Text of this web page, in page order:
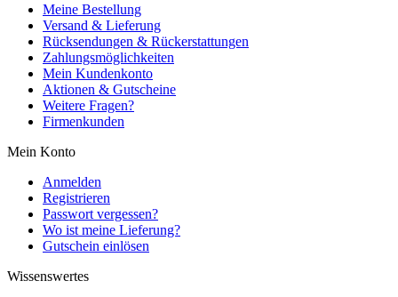
Meine Bestellung
Versand & Lieferung
Rücksendungen & Rückerstattungen
Zahlungsmöglichkeiten
Mein Kundenkonto
Aktionen & Gutscheine
Weitere Fragen?
Firmenkunden
Mein Konto
Anmelden
Registrieren
Passwort vergessen?
Wo ist meine Lieferung?
Gutschein einlösen
Wissenswertes